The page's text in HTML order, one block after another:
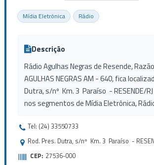
Mídia Eletrônica Rádio
Descrição
Rádio Agulhas Negras de Resende,
AGULHAS NEGRAS AM - 640, fica
Dutra, s/nº Km. 3 Paraíso - RESENDE/
nos segmentos de Mídia Eletrônica,
Tel: (24) 33550733
Rod. Pres. Dutra, s/nº Km. 3 Paraíso -
CEP: 27536-000